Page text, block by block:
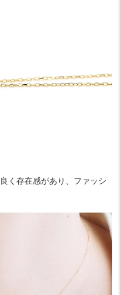
く存在感があり、ファッシ